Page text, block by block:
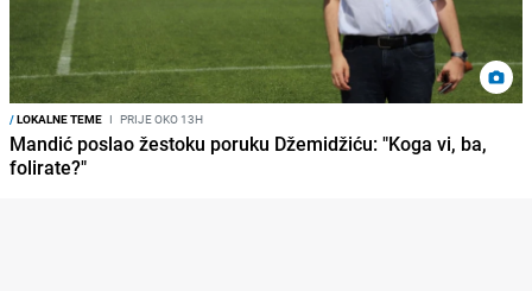
/LOKALNE TEME I PRIJE OKO 13H
Mandić poslao žestoku poruku Džemidžiću: "Koga vi, ba,
folirate?"